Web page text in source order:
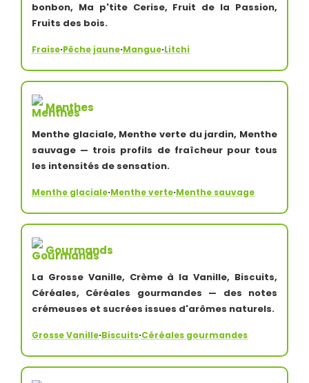
bonbon, Ma p'tite Cerise, Fruit de la Passion,
Fruits des bois.
Fraise·Pêche jaune·Mangue·Litchi
Menthes
Menthe glaciale, Menthe verte du jardin, Menthe
sauvage — trois profils de fraîcheur pour tous
les intensités de sensation.
Menthe glaciale·Menthe verte·Menthe sauvage
Gourmands
La Grosse Vanille, Crème à la Vanille, Biscuits,
Céréales, Céréales gourmandes — des notes
crémeuses et sucrées issues d'arômes naturels.
Grosse Vanille·Biscuits·Céréales gourmandes